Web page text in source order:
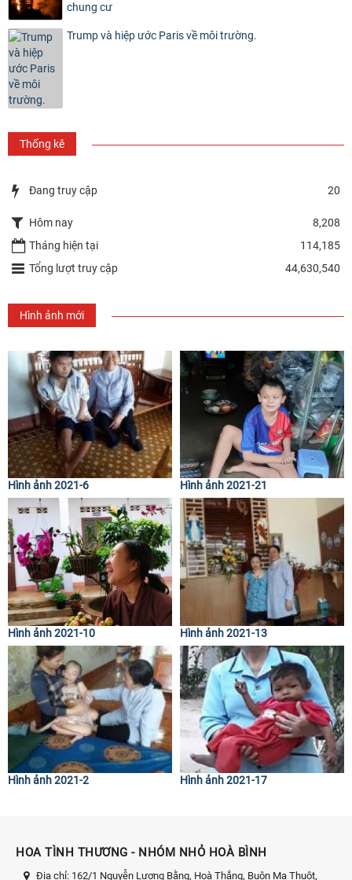
chung cư
Trump và hiệp ước Paris về môi trường.
Thống kê
Đang truy cập 20
Hôm nay
8,208
Tháng hiện tại
114,185
Tổng lượt truy cập
44,630,540
Hình ảnh mới
Hình ảnh 2021-6 Hình ảnh 2021-21
Hình ảnh 2021-10 Hình ảnh 2021-13
Hình ảnh 2021-2 Hình ảnh 2021-17
HOA TÌNH THƯƠNG - NHÓM NHỎ HOÀ BÌNH
Địa chỉ: 162/1 Nguyễn Lương Bằng, Hoà Thắng, Buôn Ma Thuột,